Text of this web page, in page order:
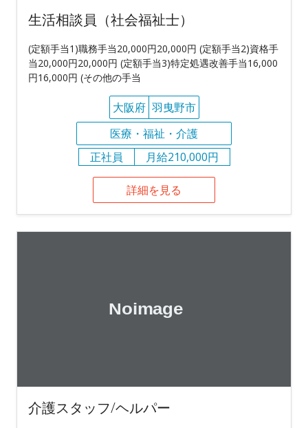
生活相談員（社会福祉士）
(定額手当1)職務手当20,000円20,000円 (定額手当2)資格手
当20,000円20,000円 (定額手当3)特定処遇改善手当16,000
円16,000円 (その他の手当
大阪府 羽曳野市
医療・福祉・介護
正社員
月給210,000円
詳細を見る
介護スタッフ/ヘルパー